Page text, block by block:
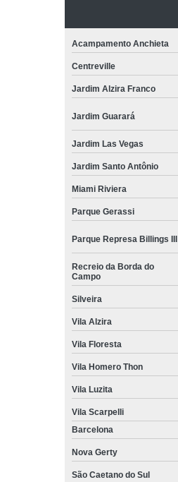
Acampamento Anchieta
Centreville
Jardim Alzira Franco
Jardim Guarará
Jardim Las Vegas
Jardim Santo Antônio
Miami Riviera
Parque Gerassi
Parque Represa Billings III
Recreio da Borda do
Campo
Silveira
Vila Alzira
Vila Floresta
Vila Homero Thon
Vila Luzita
Vila Scarpelli
Barcelona
Nova Gerty
São Caetano do Sul